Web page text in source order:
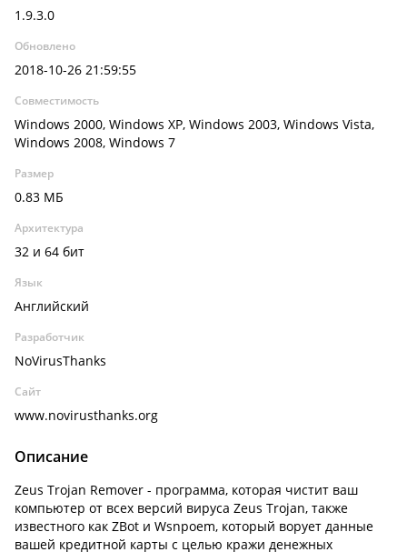
1.9.3.0
Обновлено
2018-10-26 21:59:55
Совместимость
Windows 2000, Windows XP, Windows 2003, Windows Vista,
Windows 2008, Windows 7
Размер
0.83 МБ
Архитектура
32 и 64 бит
Язык
Английский
Разработчик
NoVirusThanks
Сайт
www.novirusthanks.org
Описание
Zeus Trojan Remover - программа, которая чистит ваш
компьютер от всех версий вируса Zeus Trojan, также
известного как ZBot и Wsnpoem, который ворует данные
вашей кредитной карты с целью кражи денежных